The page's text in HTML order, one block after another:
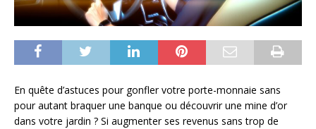
En quête d’astuces pour gonfler votre porte-monnaie sans
pour autant braquer une banque ou découvrir une mine d’or
dans votre jardin ? Si augmenter ses revenus sans trop de